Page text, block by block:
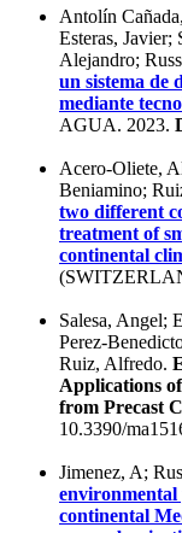
Antolín
Esteras, Javier;
Alejandro;
un sistema de
mediante
AGUA. 2023.
Acero-Oliete,
Beniamino;
two different
treatment of
continental
Salesa, Angel;
Perez-
Ruiz, Alfredo.
Applications
from Precast
10.3390/
Jimenez, A;
environmental
continental